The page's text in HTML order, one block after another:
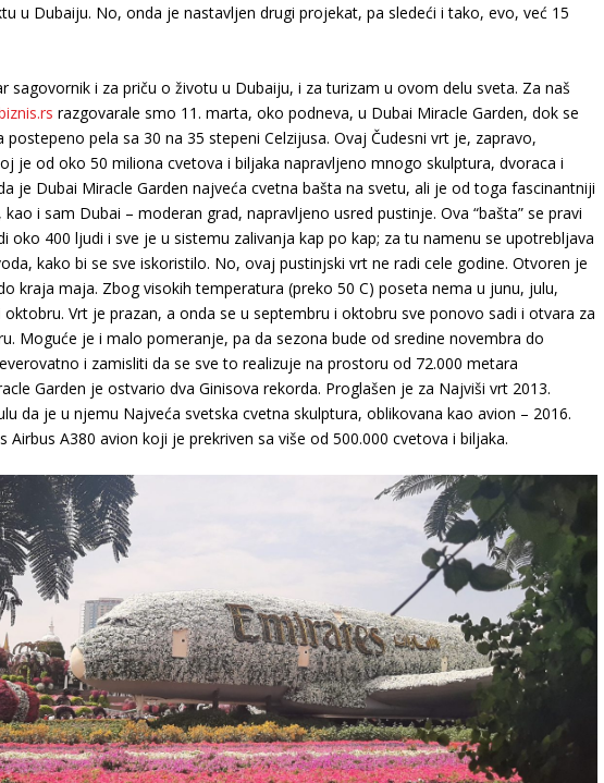
u Dubaiju. No, onda je nastavljen drugi projekat, pa sledeći i tako, evo, već 15
sagovornik i za priču o životu u Dubaiju, i za turizam u ovom delu sveta. Za naš
razgovarale smo 11. marta, oko podneva, u Dubai Miracle Garden, dok se
pela sa 30 na 35 stepeni Celzijusa. Ovaj Čudesni vrt je, zapravo,
je od oko 50 miliona cvetova i biljaka napravljeno mnogo skulptura, dvoraca i
je Dubai Miracle Garden najveća cvetna bašta na svetu, ali je od toga fascinantniji
i sam Dubai – moderan grad, napravljeno usred pustinje. Ova “bašta” se pravi
oko 400 ljudi i sve je u sistemu zalivanja kap po kap; za tu namenu se upotrebljava
kako bi se sve iskoristilo. No, ovaj pustinjski vrt ne radi cele godine. Otvoren je
kraja maja. Zbog visokih temperatura (preko 50 C) poseta nema u junu, julu,
Vrt je prazan, a onda se u septembru i oktobru sve ponovo sadi i otvara za
Moguće je i malo pomeranje, pa da sezona bude od sredine novembra do
i zamisliti da se sve to realizuje na prostoru od 72.000 metara
Garden je ostvario dva Ginisova rekorda. Proglašen je za Najviši vrt 2013.
da je u njemu Najveća svetska cvetna skulptura, oblikovana kao avion – 2016.
Airbus A380 avion koji je prekriven sa više od 500.000 cvetova i biljaka.